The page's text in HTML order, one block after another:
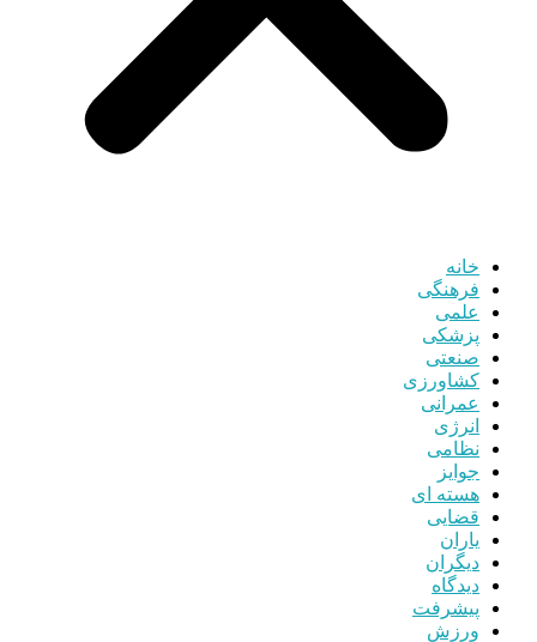
خانه
فرهنگی
علمی
پزشکی
صنعتی
کشاورزی
عمرانی
انرژی
نظامی
جوایز
هسته ای
قضایی
یاران
دیگران
دیدگاه
پیشرفت
ورزش